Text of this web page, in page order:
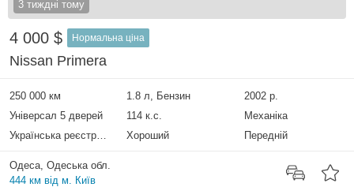
3 тиждні тому
4 000 $ Нормальна ціна
Nissan Primera
250 000 км 1.8 л, Бензин
2002 р.
Універсал 5 дверей
114 к.с.
Механіка
Українська реєстрація
Хороший Передній
Одеса, Одеська обл.
444 км від м. Київ